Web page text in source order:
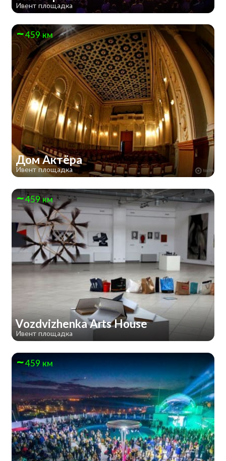
Ивент площадка
459 км
Дом Актёра
Ивент площадка
459 км
Vozdvizhenka Arts House
Ивент площадка
459 км